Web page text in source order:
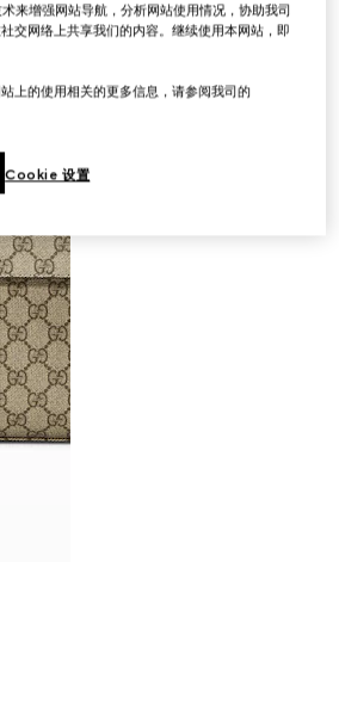
来增强网站导航，分析网站使用情况，协助我司
交网络上共享我们的内容。继续使用本网站，即
上的使用相关的更多信息，请参阅我司的
Cookie 设置